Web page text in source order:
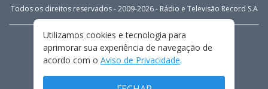
Todos os direitos reservados - 2009-2026- Rádio e Televisão Record S.A
FALE CONOSCO
PRIVACIDADE
TERMOS E CONDIÇÕES DE USO
Utilizamos cookies e tecnologia para
aprimorar sua experiência de navegação de
acordo com o Aviso de Privacidade.